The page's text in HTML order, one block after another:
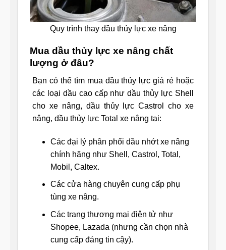
Quy trình thay dầu thủy lực xe nâng
Mua dầu thủy lực xe nâng chất
lượng ở đâu?
Bạn có thể tìm mua dầu thủy lực giá rẻ hoặc
các loại dầu cao cấp như dầu thủy lực Shell
cho xe nâng, dầu thủy lực Castrol cho xe
nâng, dầu thủy lực Total xe nâng tại:
Các đại lý phân phối dầu nhớt xe nâng
chính hãng như Shell, Castrol, Total,
Mobil, Caltex.
Các cửa hàng chuyên cung cấp phụ
tùng xe nâng.
Các trang thương mại điện tử như
Shopee, Lazada (nhưng cần chọn nhà
cung cấp đáng tin cậy).